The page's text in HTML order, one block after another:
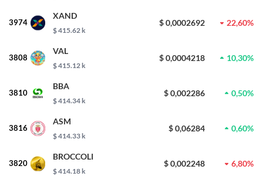
3974
XAND
$ 415.62 k
$ 0,0002692 22,60%
3808
VAL
$ 415.12 k
$ 0,0004218 10,30%
3810
BBA
$ 414.34 k
$ 0,002286 0,50%
3816
ASM
$ 414.33 k
$ 0,06284 0,60%
3820
BROCCOLI
$ 414.18 k
$ 0,002248 6,80%